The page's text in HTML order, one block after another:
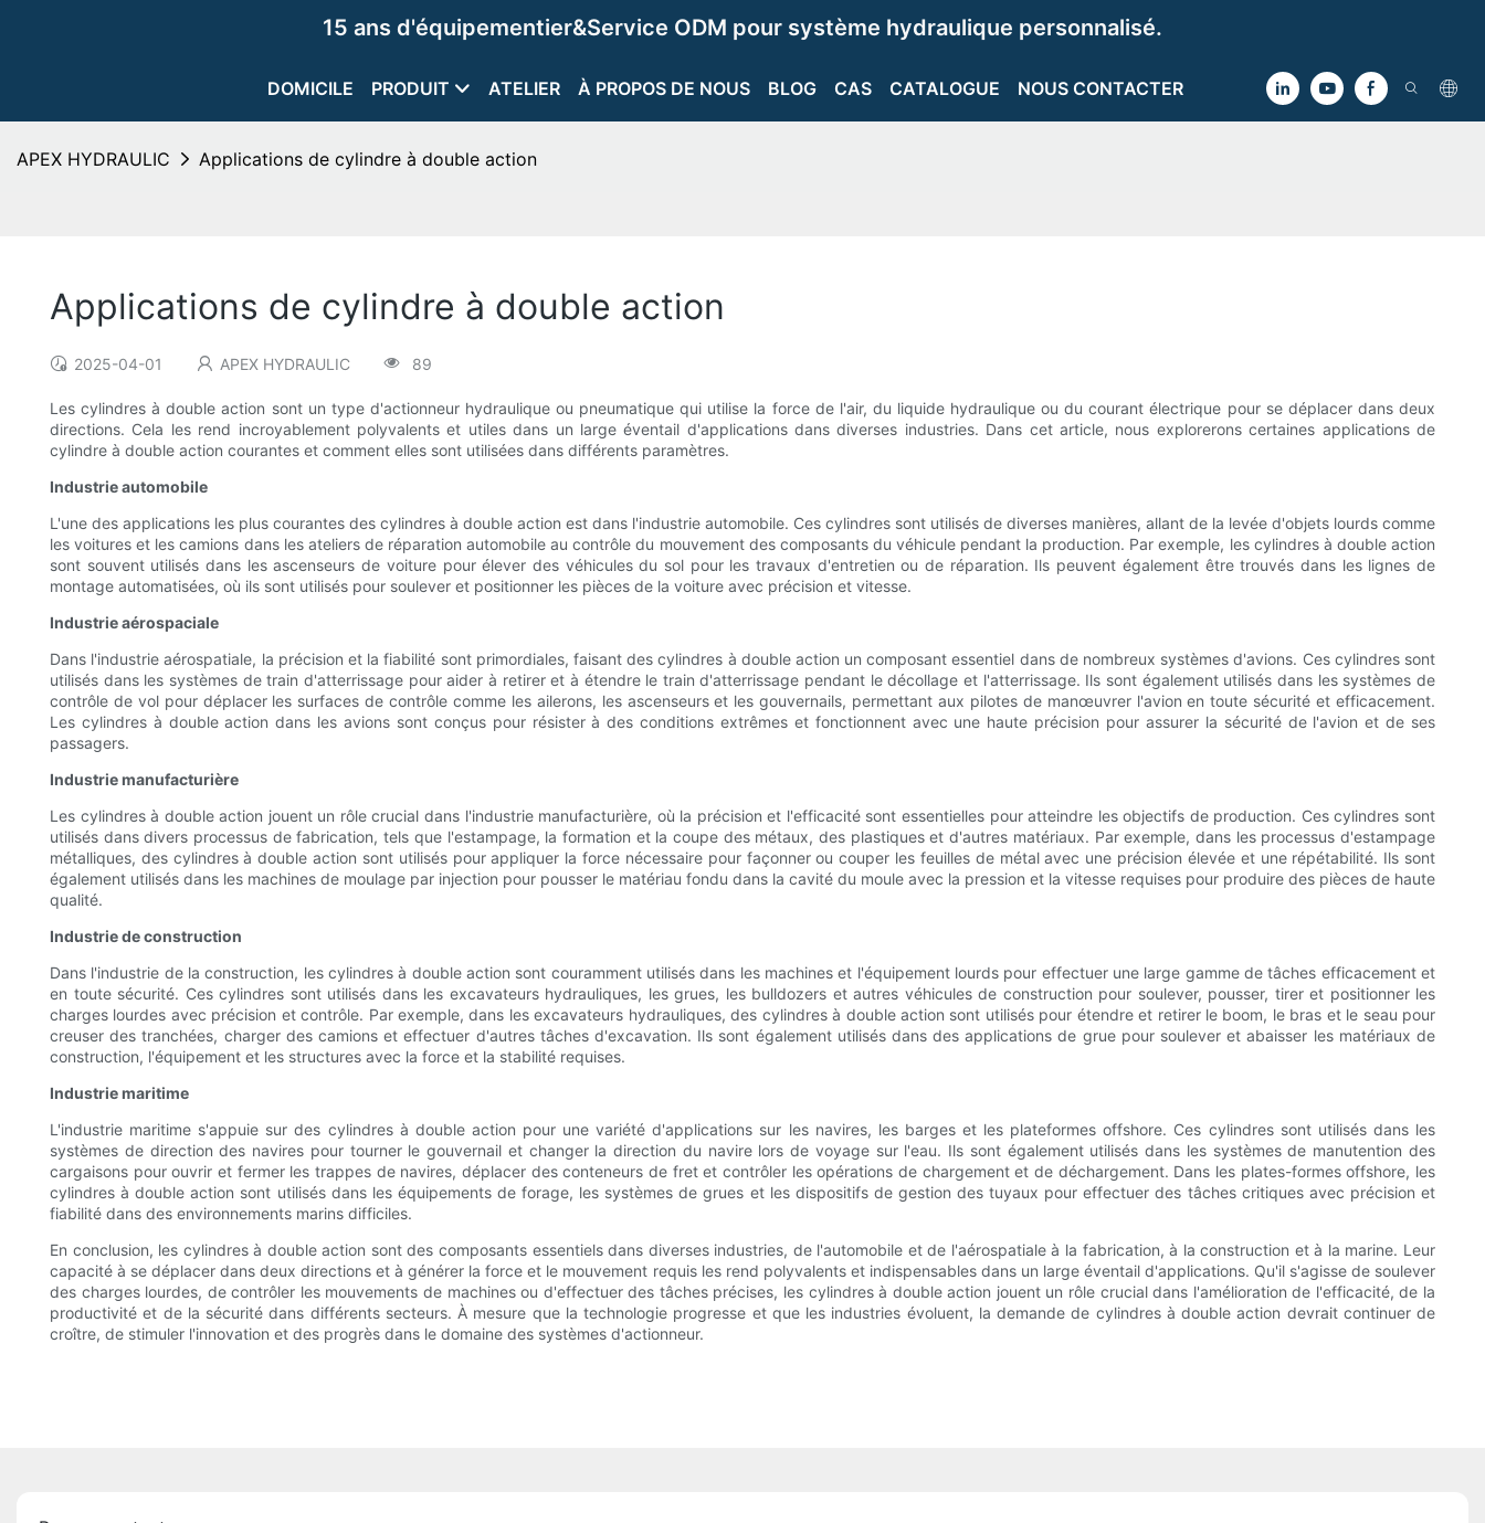
15 ans d'équipementier&Service ODM pour système hydraulique personnalisé.
DOMICILE PRODUIT ATELIER À PROPOS DE NOUS BLOG CAS CATALOGUE NOUS CONTACTER
APEX HYDRAULIC Applications de cylindre à double action
Applications de cylindre à double action
2025-04-01 APEX HYDRAULIC 89
Les cylindres à double action sont un type d'actionneur hydraulique ou pneumatique qui utilise la force de l'air, du liquide hydraulique ou du courant électrique pour se déplacer dans deux
directions. Cela les rend incroyablement polyvalents et utiles dans un large éventail d'applications dans diverses industries. Dans cet article, nous explorerons certaines applications de
cylindre à double action courantes et comment elles sont utilisées dans différents paramètres.
Industrie automobile
L'une des applications les plus courantes des cylindres à double action est dans l'industrie automobile. Ces cylindres sont utilisés de diverses manières, allant de la levée d'objets lourds comme
les voitures et les camions dans les ateliers de réparation automobile au contrôle du mouvement des composants du véhicule pendant la production. Par exemple, les cylindres à double action
sont souvent utilisés dans les ascenseurs de voiture pour élever des véhicules du sol pour les travaux d'entretien ou de réparation. Ils peuvent également être trouvés dans les lignes de
montage automatisées, où ils sont utilisés pour soulever et positionner les pièces de la voiture avec précision et vitesse.
Industrie aérospaciale
Dans l'industrie aérospatiale, la précision et la fiabilité sont primordiales, faisant des cylindres à double action un composant essentiel dans de nombreux systèmes d'avions. Ces cylindres sont
utilisés dans les systèmes de train d'atterrissage pour aider à retirer et à étendre le train d'atterrissage pendant le décollage et l'atterrissage. Ils sont également utilisés dans les systèmes de
contrôle de vol pour déplacer les surfaces de contrôle comme les ailerons, les ascenseurs et les gouvernails, permettant aux pilotes de manœuvrer l'avion en toute sécurité et efficacement.
Les cylindres à double action dans les avions sont conçus pour résister à des conditions extrêmes et fonctionnent avec une haute précision pour assurer la sécurité de l'avion et de ses
passagers.
Industrie manufacturière
Les cylindres à double action jouent un rôle crucial dans l'industrie manufacturière, où la précision et l'efficacité sont essentielles pour atteindre les objectifs de production. Ces cylindres sont
utilisés dans divers processus de fabrication, tels que l'estampage, la formation et la coupe des métaux, des plastiques et d'autres matériaux. Par exemple, dans les processus d'estampage
métalliques, des cylindres à double action sont utilisés pour appliquer la force nécessaire pour façonner ou couper les feuilles de métal avec une précision élevée et une répétabilité. Ils sont
également utilisés dans les machines de moulage par injection pour pousser le matériau fondu dans la cavité du moule avec la pression et la vitesse requises pour produire des pièces de haute
qualité.
Industrie de construction
Dans l'industrie de la construction, les cylindres à double action sont couramment utilisés dans les machines et l'équipement lourds pour effectuer une large gamme de tâches efficacement et
en toute sécurité. Ces cylindres sont utilisés dans les excavateurs hydrauliques, les grues, les bulldozers et autres véhicules de construction pour soulever, pousser, tirer et positionner les
charges lourdes avec précision et contrôle. Par exemple, dans les excavateurs hydrauliques, des cylindres à double action sont utilisés pour étendre et retirer le boom, le bras et le seau pour
creuser des tranchées, charger des camions et effectuer d'autres tâches d'excavation. Ils sont également utilisés dans des applications de grue pour soulever et abaisser les matériaux de
construction, l'équipement et les structures avec la force et la stabilité requises.
Industrie maritime
L'industrie maritime s'appuie sur des cylindres à double action pour une variété d'applications sur les navires, les barges et les plateformes offshore. Ces cylindres sont utilisés dans les
systèmes de direction des navires pour tourner le gouvernail et changer la direction du navire lors de voyage sur l'eau. Ils sont également utilisés dans les systèmes de manutention des
cargaisons pour ouvrir et fermer les trappes de navires, déplacer des conteneurs de fret et contrôler les opérations de chargement et de déchargement. Dans les plates-formes offshore, les
cylindres à double action sont utilisés dans les équipements de forage, les systèmes de grues et les dispositifs de gestion des tuyaux pour effectuer des tâches critiques avec précision et
fiabilité dans des environnements marins difficiles.
En conclusion, les cylindres à double action sont des composants essentiels dans diverses industries, de l'automobile et de l'aérospatiale à la fabrication, à la construction et à la marine. Leur
capacité à se déplacer dans deux directions et à générer la force et le mouvement requis les rend polyvalents et indispensables dans un large éventail d'applications. Qu'il s'agisse de soulever
des charges lourdes, de contrôler les mouvements de machines ou d'effectuer des tâches précises, les cylindres à double action jouent un rôle crucial dans l'amélioration de l'efficacité, de la
productivité et de la sécurité dans différents secteurs. À mesure que la technologie progresse et que les industries évoluent, la demande de cylindres à double action devrait continuer de
croître, de stimuler l'innovation et des progrès dans le domaine des systèmes d'actionneur.